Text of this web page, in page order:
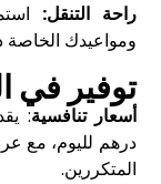
راحة التنقل:
ومواعيدك الخاصة
توفير في
أسعار تنافسية
درهم لليوم، مع
المتكررين.